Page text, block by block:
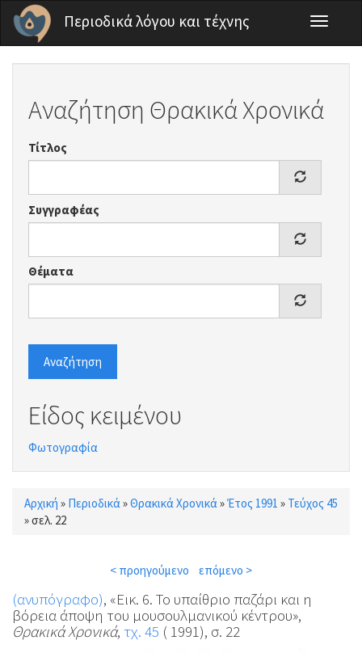
Παράκαμψη προς το κυρίως περιεχόμενο
Περιοδικά λόγου και τέχνης
Toggle
Αναζήτηση Θρακικά Χρονικά
Τίτλος
Συγγραφέας
Θέματα
Αναζήτηση
Είδος κειμένου
Φωτογραφία
Είστε εδώ
Αρχική » Περιοδικά »Θρακικά Χρονικά »Έτος 1991 » Τεύχος 45
»σελ. 22
< προηγούμενο επόμενο >
(ανυπόγραφο), «Εικ. 6. Το υπαίθριο παζάρι και η
βόρεια άποψη του μουσουλμανικού κέντρου»,
Θρακικά Χρονικά, τχ. 45 ( 1991), σ. 22